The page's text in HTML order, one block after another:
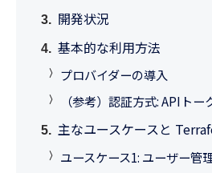
開発状況
基本的な利用方法
プロバイダーの導入
（参考）認証方式: APIト
主なユースケースと
ユースケース1: ユーザー管